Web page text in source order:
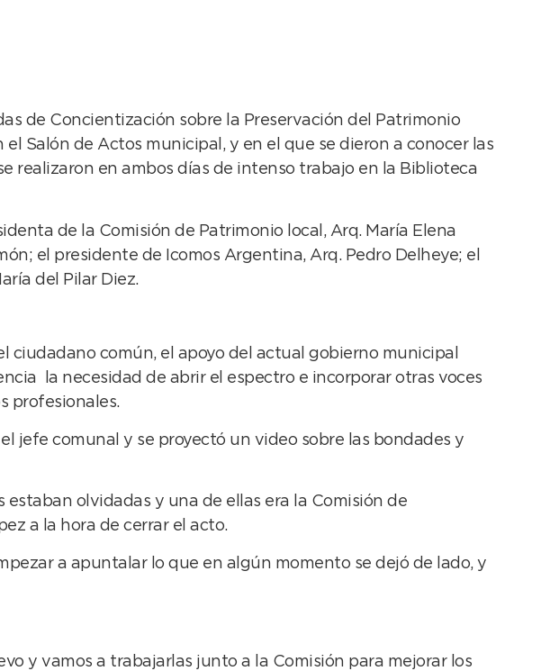
de Concientización sobre la Preservación del Patrimonio
Salón de Actos municipal, y en el que se dieron a conocer las
realizaron en ambos días de intenso trabajo en la Biblioteca
de la Comisión de Patrimonio local, Arq. María Elena
el presidente de Icomos Argentina, Arq. Pedro Delheye; el
del Pilar Diez.
ciudadano común, el apoyo del actual gobierno municipal
la necesidad de abrir el espectro e incorporar otras voces
profesionales.
jefe comunal y se proyectó un video sobre las bondades y
olvidadas y una de ellas era la Comisión de
a la hora de cerrar el acto.
a apuntalar lo que en algún momento se dejó de lado, y
y vamos a trabajarlas junto a la Comisión para mejorar los